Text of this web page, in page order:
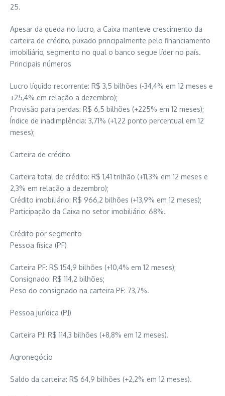
25.
Apesar da queda no lucro, a Caixa manteve crescimento da
carteira de crédito, puxado principalmente pelo financiamento
imobiliário, segmento no qual o banco segue líder no país.
Principais números
Lucro líquido recorrente: R$ 3,5 bilhões (-34,4% em 12 meses e
+25,4% em relação a dezembro);
Provisão para perdas: R$ 6,5 bilhões (+225% em 12 meses);
Índice de inadimplência: 3,71% (+1,22 ponto percentual em 12
meses);
Carteira de crédito
Carteira total de crédito: R$ 1,41 trilhão (+11,3% em 12 meses e
2,3% em relação a dezembro);
Crédito imobiliário: R$ 966,2 bilhões (+13,9% em 12 meses);
Participação da Caixa no setor imobiliário: 68%.
Crédito por segmento
Pessoa física (PF)
Carteira PF: R$ 154,9 bilhões (+10,4% em 12 meses);
Consignado: R$ 114,2 bilhões;
Peso do consignado na carteira PF: 73,7%.
Pessoa jurídica (PJ)
Carteira PJ: R$ 114,3 bilhões (+8,8% em 12 meses).
Agronegócio
Saldo da carteira: R$ 64,9 bilhões (+2,2% em 12 meses).